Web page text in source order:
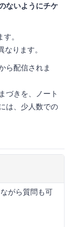
ないようにチケ
。
ります。
ら配信されま
づきを、ノート
は、少人数での
がら質問も可